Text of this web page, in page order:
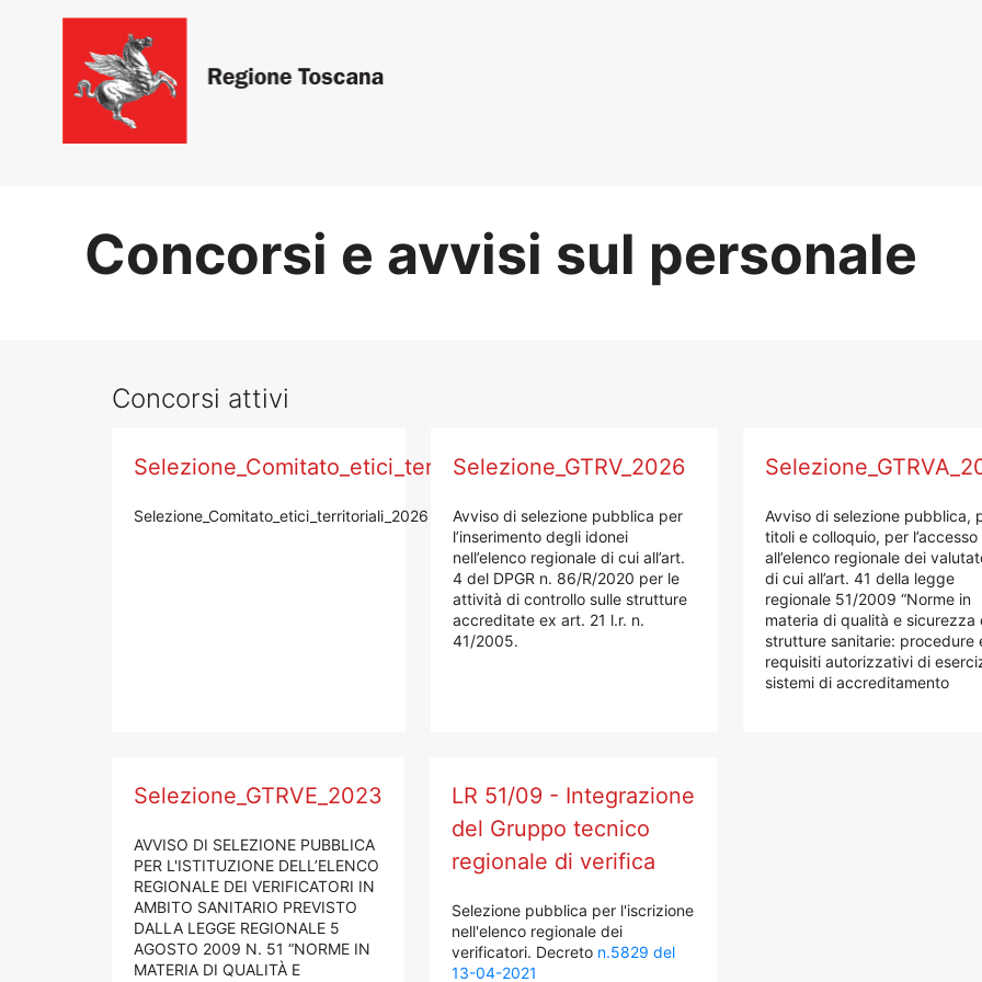
principale
Concorsi e avvisi sul personale
Concorsi attivi
Selezione_Comitato_etici_territoriali_2026
Selezione_Comitato_etici_territoriali_2026
Selezione_GTRV_2026
Avviso di selezione pubblica per
l’inserimento degli idonei
nell’elenco regionale di cui all’art.
4 del DPGR n. 86/R/2020 per le
attività di controllo sulle strutture
accreditate ex art. 21 l.r. n.
41/2005.
Avviso di selezione pubblica,
titoli e colloquio, per l’accesso
all’elenco regionale dei
di cui all’art. 41 della legge
regionale 51/2009 “Norme in
materia di qualità e sicurezza
strutture sanitarie: procedure
requisiti autorizzativi di
sistemi di accreditamento
Selezione_GTRVE_2023
AVVISO DI SELEZIONE PUBBLICA
PER L'ISTITUZIONE DELL’ELENCO
REGIONALE DEI VERIFICATORI IN
AMBITO SANITARIO PREVISTO
DALLA LEGGE REGIONALE 5
AGOSTO 2009 N. 51 “NORME IN
MATERIA DI QUALITÀ E
LR 51/09 - Integrazione
del Gruppo tecnico
regionale di verifica
Selezione pubblica per l'iscrizione
nell'elenco regionale dei
verificatori. Decreto n.5829 del
13-04-2021